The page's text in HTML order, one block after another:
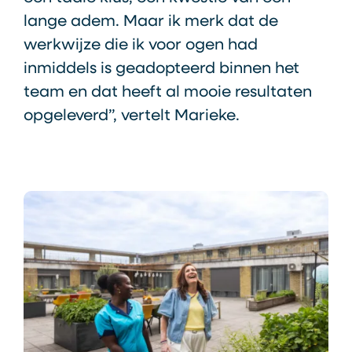
lange adem. Maar ik merk dat de
werkwijze die ik voor ogen had
inmiddels is geadopteerd binnen het
team en dat heeft al mooie resultaten
opgeleverd”, vertelt Marieke.